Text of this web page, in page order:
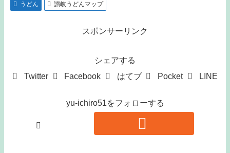
うどん 讃岐うどんマップ
スポンサーリンク
シェアする
Twitter
Facebook はてブ Pocket LINE
yu-ichiro51をフォローする